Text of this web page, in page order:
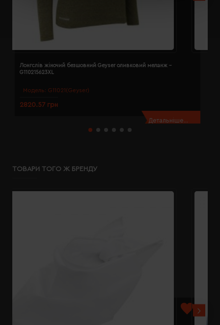
Модель: G11021(Geyser)
Лонгслів жіночий безшовний Geyser оливковий меланж -
G110215623XL
2820.57 грн
Детальніше...
ТОВАРИ ТОГО Ж БРЕНДУ